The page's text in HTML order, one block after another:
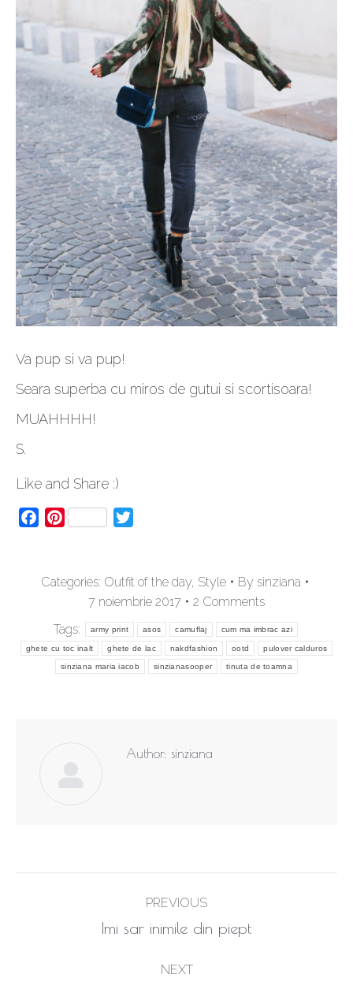
Va pup si va pup!
Seara superba cu miros de gutui si scortisoara!
MUAHHHH!
S.
Like and Share :)
FacebookPinterest
Categories: Outfit of the day, Style By sinziana
7 noiembrie 2017
2 Comments
Tags:
army print asos camuflaj cum ma imbrac azi
ghete cu toc inalt ghete de lac nakdfashion ootd pulover calduros
sinziana maria iacob sinzianasooper tinuta de toamna
Author: sinziana
navigation
PREVIOUS
Previous
Imi sar inimile din piept
NEXT